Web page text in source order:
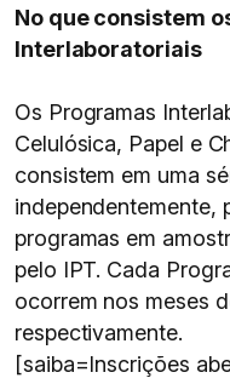
No que consistem
Interlaboratoriais
Os Programas
Celulósica, Papel e
consistem em uma
independentemente,
programas em
pelo IPT. Cada
ocorrem nos meses
respectivamente.
[saiba=Inscrições